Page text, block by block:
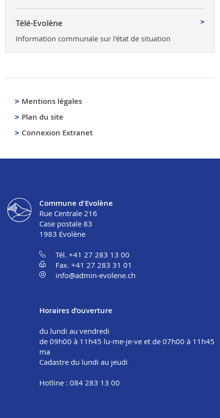
Télé-Evolène
Information communale sur l'état de situation
Mentions légales
Plan du site
Connexion Extranet
Commune d'Evolène
Rue Centrale 216
Case postale 83
1983 Evolène
Tél. +41 27 283 13 00
Fax. +41 27 283 31 01
info@admin-evolene.ch
Horaires d’ouverture
du lundi au vendredi
de 09h00 à 11h45 lu-me-je-ve et de 07h00 à 11h45
ma
Cadastre du lundi au jeudi
Hotline : 084 283 13 00